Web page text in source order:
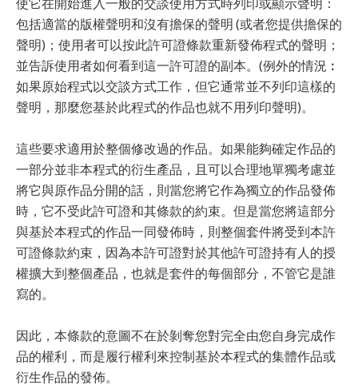
包括適當的版權聲明和沒有擔保的聲明 (或者您提供擔保的
聲明)；使用者可以按此許可證條款重新發佈程式的聲明；
並告訴使用者如何看到這一許可證的副本。(例外的情況︰
如果原始程式以交談方式工作，但它通常並不列印這樣的
聲明，那麼您基於此程式的作品也就不用列印聲明)。
這些要求適用於整個修改過的作品。如果能夠確定作品的
一部分並非本程式的衍生產品，且可以合理地單獨考慮並
將它與原作品分開的話，則當您將它作為獨立的作品發佈
時，它不受此許可證和其條款的約束。但是當您將這部分
與基於本程式的作品一同發佈時，則整個套件將受到本許
可證條款約束，因為本許可證對於其他許可證持有人的授
權擴大到整個產品，也就是套件的每個部分，不管它是誰
寫的。
因此，本條款的意圖不在於剝奪您對完全由您自身完成作
品的權利，而是履行權利來控制基於本程式的集體作品或
衍生作品的發佈。